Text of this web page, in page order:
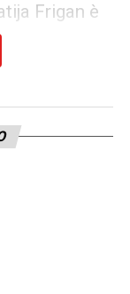
Frigan è
dal
e ha
Matija ha
quattro